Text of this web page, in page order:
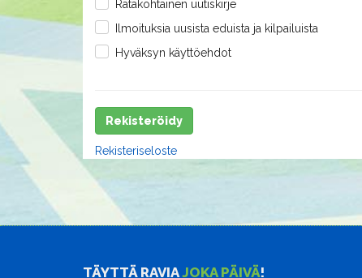
Ratakohtainen uutiskirje
Ilmoituksia uusista eduista ja kilpailuista
Hyväksyn käyttöehdot
Rekisteröidy
Rekisteriseloste
TÄYTTÄ RAVIAJOKA PÄIVÄ!